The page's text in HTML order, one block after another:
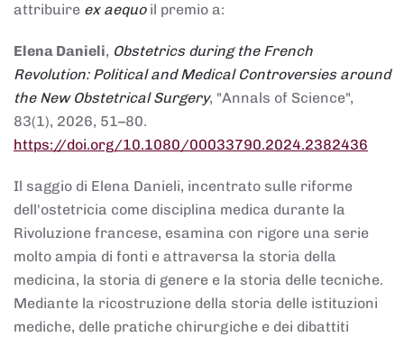
attribuire ex aequoil premio a:
Elena Danieli, Obstetrics during the French
Revolution: Political and Medical Controversies around
the New Obstetrical Surgery, "Annals of Science",
83(1), 2026, 51–80.
https://doi.org/10.1080/00033790.2024.2382436
Il saggio di Elena Danieli, incentrato sulle riforme
dell'ostetricia come disciplina medica durante la
Rivoluzione francese, esamina con rigore una serie
molto ampia di fonti e attraversa la storia della
medicina, la storia di genere e la storia delle tecniche.
Mediante la ricostruzione della storia delle istituzioni
mediche, delle pratiche chirurgiche e dei dibattiti